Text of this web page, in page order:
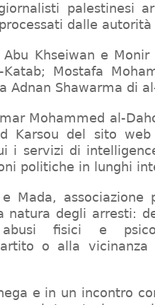
palestinesi
dalle
Khseiwan e
Mostafa
Adnan Shawarma di
Mohammed al-
Karsou del sito
i servizi di
politiche in lunghi
e Mada,
natura degli arresti:
abusi fisici e
o alla
e in un incontro